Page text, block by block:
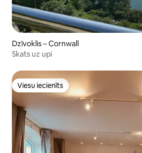
Dzīvoklis – Cornwall
Skats uz upi
Viesu iecienīts
Viesu iecienīts